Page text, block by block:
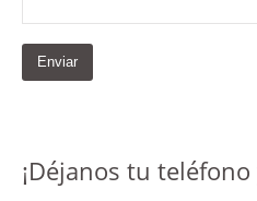
¡Déjanos tu